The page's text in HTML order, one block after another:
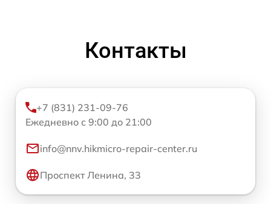
Контакты
+7 (831) 231-09-76
Ежедневно с 9:00 до 21:00
info@nnv.hikmicro-repair-center.ru
Проспект Ленина, 33